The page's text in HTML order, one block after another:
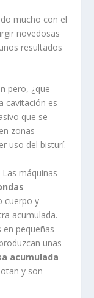
mucho con el
novedosas
resultados
pero, ¿que
cavitación es
que se
en zonas
uso del bisturí.
máquinas
cuerpo y
acumulada.
en pequeñas
unas
acumulada
y son